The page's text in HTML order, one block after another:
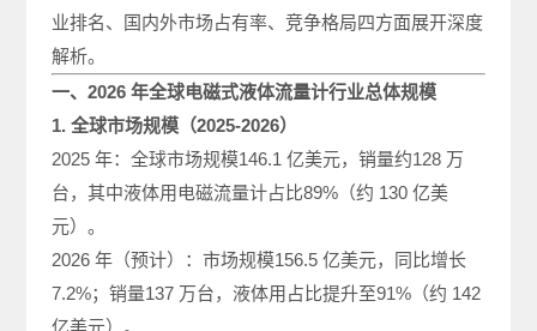
业排名、国内外市场占有率、竞争格局四方面展开深度
解析。
一、2026 年全球电磁式液体流量计行业总体规模
1. 全球市场规模（2025-2026）
2025 年：全球市场规模146.1 亿美元，销量约128 万
台，其中液体用电磁流量计占比89%（约 130 亿美
元）。
2026 年（预计）：市场规模156.5 亿美元，同比增长
7.2%；销量137 万台，液体用占比提升至91%（约 142
亿美元）。